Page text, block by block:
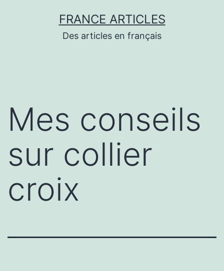
FRANCE ARTICLES
Des articles en français
Mes conseils
sur collier
croix